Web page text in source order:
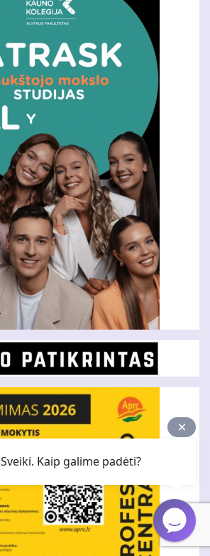
Sveiki. Kaip galime padėti?